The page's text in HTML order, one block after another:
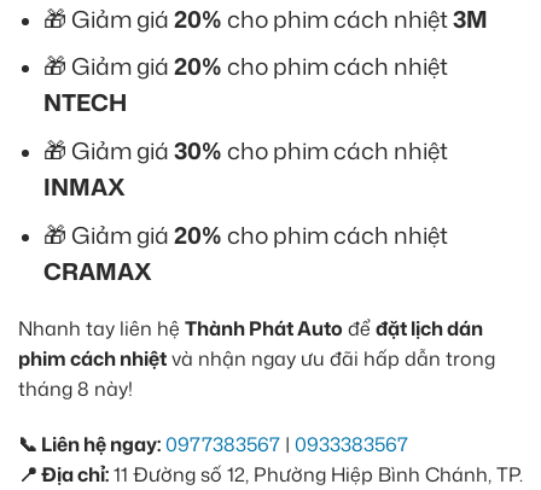
🎁 Giảm giá20%cho phim cách nhiệt3M
🎁 Giảm giá20%cho phim cách nhiệt
NTECH
🎁 Giảm giá30%cho phim cách nhiệt
INMAX
🎁 Giảm giá20%cho phim cách nhiệt
CRAMAX
Nhanh tay liên hệ Thành Phát Auto đểđặt lịch dán
phim cách nhiệtvà nhận ngay ưu đãi hấp dẫn trong
tháng 8 này!
📞 Liên hệ ngay:0977383567 | 0933383567
📍 Địa chỉ:11 Đường số 12, Phường Hiệp Bình Chánh, TP.